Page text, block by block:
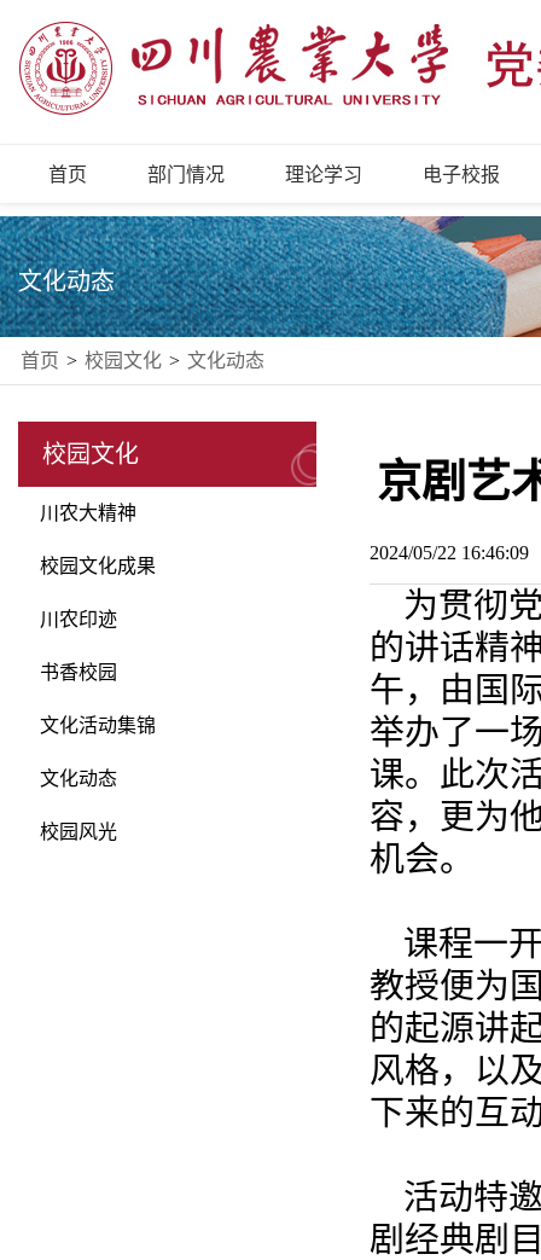
首页 部门情况 理论学习 电子校报
文化动态
首页 > 校园文化 > 文化动态
校园文化
川农大精神
校园文化成果
川农印迹
书香校园
文化活动集锦
文化动态
校园风光
京剧艺
2024/05/22
为贯彻
的讲话精
午，由国
举办了一
课。此次
容，更为
机会。
课程一
教授便为
的起源讲
风格，以
下来的互
活动特
剧经典剧